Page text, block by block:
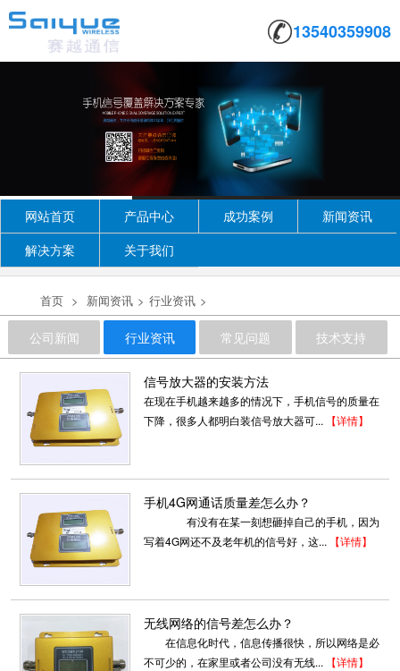
13540359908
网站首页 产品中心 成功案例
新闻资讯
解决方案
关于我们
首页 > 新闻资讯 > 行业资讯 >
公司新闻 行业资讯 常见问题 技术支持
信号放大器的安装方法
在现在手机越来越多的情况下，手机信号的质量在
下降，很多人都明白装信号放大器可... 【详情】
手机4G网通话质量差怎么办？
有没有在某一刻想砸掉自己的手机，因为
写着4G网还不及老年机的信号好，这... 【详情】
无线网络的信号差怎么办？
在信息化时代，信息传播很快，所以网络是必
不可少的，在家里或者公司没有无线... 【详情】